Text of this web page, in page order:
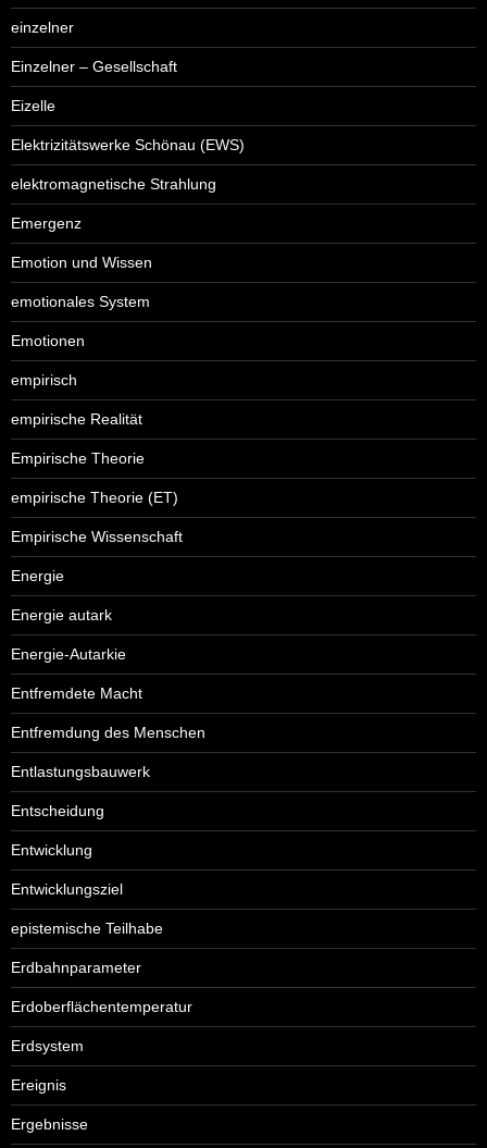
einzelner
Einzelner – Gesellschaft
Eizelle
Elektrizitätswerke Schönau (EWS)
elektromagnetische Strahlung
Emergenz
Emotion und Wissen
emotionales System
Emotionen
empirisch
empirische Realität
Empirische Theorie
empirische Theorie (ET)
Empirische Wissenschaft
Energie
Energie autark
Energie-Autarkie
Entfremdete Macht
Entfremdung des Menschen
Entlastungsbauwerk
Entscheidung
Entwicklung
Entwicklungsziel
epistemische Teilhabe
Erdbahnparameter
Erdoberflächentemperatur
Erdsystem
Ereignis
Ergebnisse